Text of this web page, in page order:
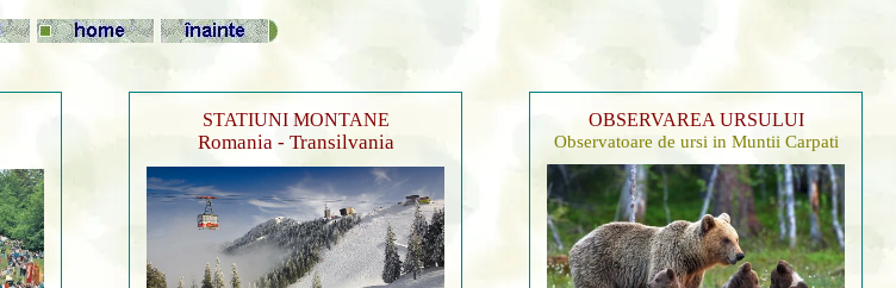
STATIUNI MONTANE
Romania - Transilvania
OBSERVAREA URSULUI
Observatoare de ursi in Muntii Carpati